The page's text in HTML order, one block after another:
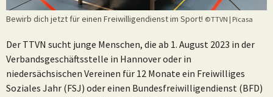
Bewirb dich jetzt für einen Freiwilligendienst im Sport! ©TTVN | Picasa
Der TTVN sucht junge Menschen, die ab 1. August 2023 in der
Verbandsgeschäftsstelle in Hannover oder in
niedersächsischen Vereinen für 12 Monate ein Freiwilliges
Soziales Jahr (FSJ) oder einen Bundesfreiwilligendienst (BFD)